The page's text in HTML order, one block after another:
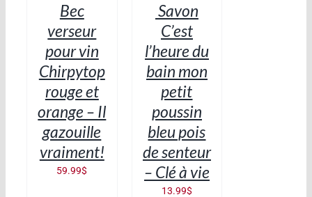
DÉTAILSBec
verseur
pour vin
Chirpytop
rouge et
orange – Il
gazouille
vraiment!
59.99$
DÉTAILSSavon
C’est
l’heure du
bain mon
petit
poussin
bleu pois
de senteur
– Clé à vie
13.99$